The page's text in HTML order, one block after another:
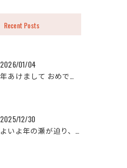
Recent Posts
2026/01/04
新年あけまして おめでとうございます。
2025/12/30
いよいよ年の瀬が迫り、今年も年末のご挨拶をさせていただく時期...